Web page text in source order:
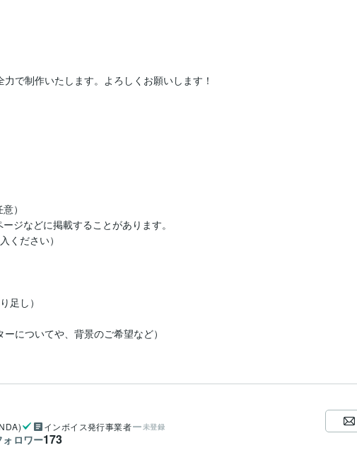
で制作いたします。よろしくお願いします！
）
ジなどに掲載することがあります。
ください）
足し）
ついてや、背景のご希望など）
インボイス発行事業者 未登録
ォロワー173